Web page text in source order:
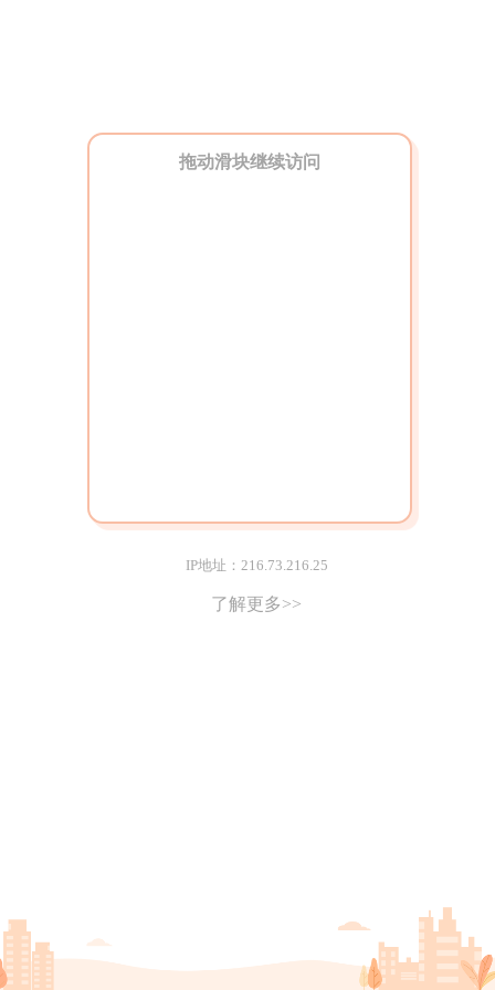
拖动滑块继续访问
IP地址：216.73.216.25
了解更多>>